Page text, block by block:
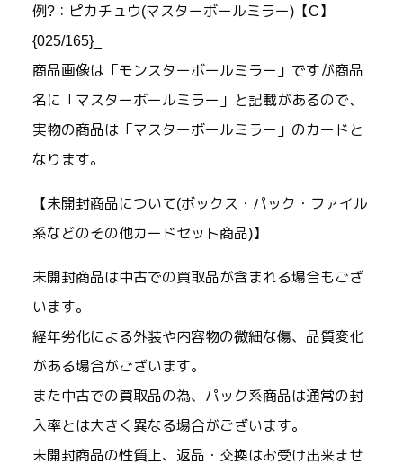
例?：ピカチュウ(マスターボールミラー)【C】
{025/165}_
商品画像は「モンスターボールミラー」ですが商品
名に「マスターボールミラー」と記載があるので、
実物の商品は「マスターボールミラー」のカードと
なります。
【未開封商品について(ボックス・パック・ファイル
系などのその他カードセット商品)】
未開封商品は中古での買取品が含まれる場合もござ
います。
経年劣化による外装や内容物の微細な傷、品質変化
がある場合がございます。
また中古での買取品の為、パック系商品は通常の封
入率とは大きく異なる場合がございます。
未開封商品の性質上、返品・交換はお受け出来ませ